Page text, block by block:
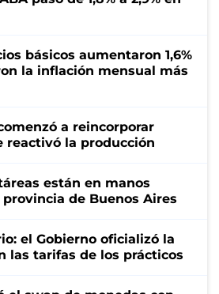
básicos aumentaron 1,6%
la inflación mensual más
a reincorporar
reactivó la producción
están en manos
de Buenos Aires
el Gobierno oficializó la
las tarifas de los prácticos